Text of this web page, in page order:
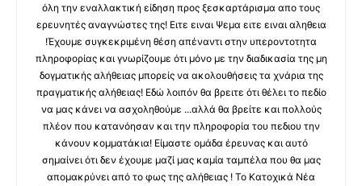
όλη την εναλλακτική είδηση προς ξεσκαρτάρισμα απο τους
ερευνητές αναγνώστες της! Ειτε ειναι Ψεμα ειτε ειναι αληθεια
!Έχουμε συγκεκριμένη θέση απέναντι στην υπεροντοτητα
πληροφορίας και γνωρίζουμε ότι μόνο με την διαδικασία της μη
δογματικής αλήθειας μπορείς να ακολουθήσεις τα χνάρια της
πραγματικής αλήθειας! Εδώ λοιπόν θα βρειτε ότι θέλει το πεδίο
να μας κάνει να ασχοληθούμε ...αλλά θα βρείτε και πολλούς
πλέον που κατανόησαν και την πληροφορία του πεδιου την
κάνουν κομματάκια! Είμαστε ομάδα έρευνας και αυτό
σημαίνει ότι δεν έχουμε μαζί μας καμία ταμπέλα που θα μας
απομακρύνει από το φως της αλήθειας ! Το Κατοχικά Νέα